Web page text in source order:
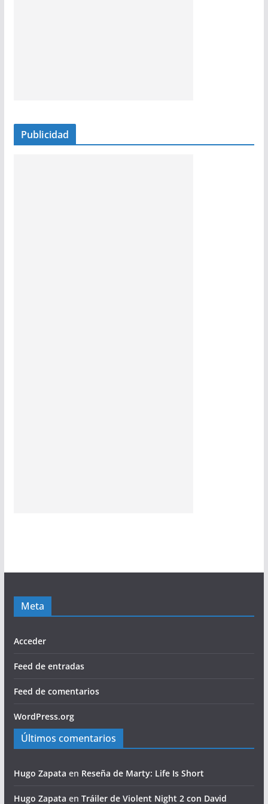
Publicidad
Meta
Acceder
Feed de entradas
Feed de comentarios
WordPress.org
Últimos comentarios
Hugo Zapata en Reseña de Marty: Life Is Short
Hugo Zapata en Tráiler de Violent Night 2 con David